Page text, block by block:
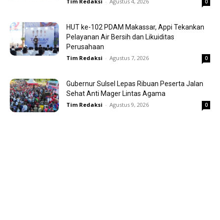
HUT ke-102 PDAM Makassar, Appi Tekankan
Pelayanan Air Bersih dan Likuiditas
Perusahaan
Tim Redaksi - Agustus 7, 2026 0
Gubernur Sulsel Lepas Ribuan Peserta Jalan
Sehat Anti Mager Lintas Agama
Tim Redaksi - Agustus 9, 2026 0